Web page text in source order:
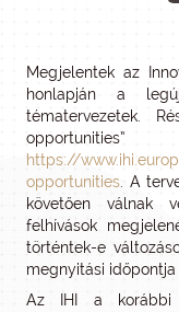
Megjelentek az
honlapján a
tématervezetek.
https://
opportunities . A
követően válnak
felhívások
történtek-e
megnyitási időpontja
Az IHI a korábbi